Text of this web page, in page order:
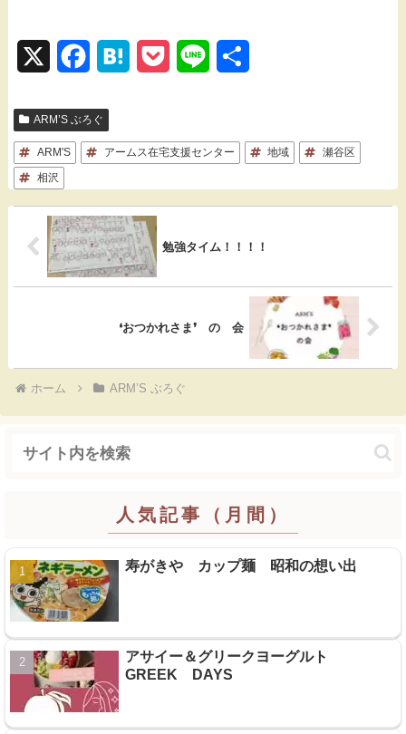
c
e
b
o
o
k
e
n
a
k
e
e
ARM’S ぶろぐ
ARM'S アームス在宅支援センター 地域
瀬谷区
相沢
勉強タイム！！！！
❛おつかれさま❜ の 会
ホーム ARM’S ぶろぐ
人気記事（月間）
寿がきや カップ麺 昭和の想い出
アサイー＆グリークヨーグルト
GREEK DAYS